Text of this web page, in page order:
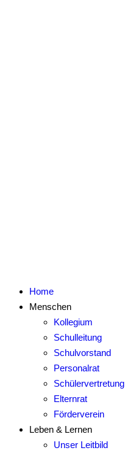
Home
Menschen
Kollegium
Schulleitung
Schulvorstand
Personalrat
Schülervertretung
Elternrat
Förderverein
Leben & Lernen
Unser Leitbild